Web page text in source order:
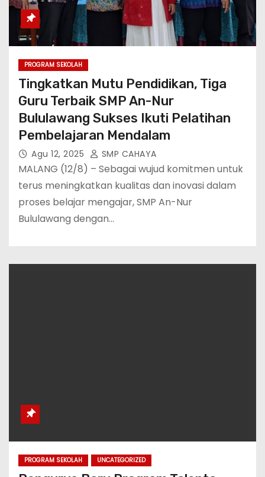
PROGRAM SEKOLAH
Tingkatkan Mutu Pendidikan, Tiga
Guru Terbaik SMP An-Nur
Bululawang Sukses Ikuti Pelatihan
Pembelajaran Mendalam
Agu 12, 2025 SMP CAHAYA
MALANG (12/8) – Sebagai wujud komitmen untuk
terus meningkatkan kualitas dan inovasi dalam
proses belajar mengajar, SMP An-Nur
Bululawang dengan…
PROGRAM SEKOLAH UNCATEGORIZED